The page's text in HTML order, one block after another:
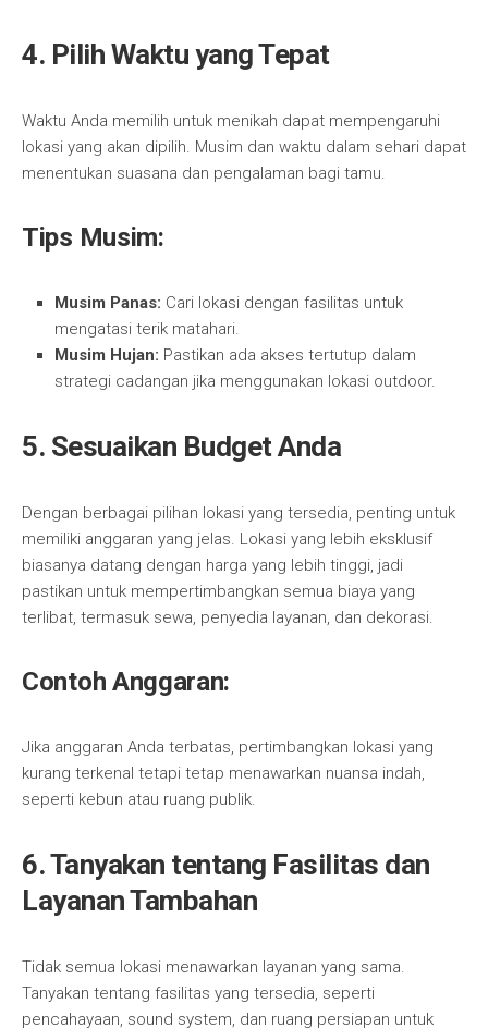
4. Pilih Waktu yang Tepat
Waktu Anda memilih untuk menikah dapat mempengaruhi
lokasi yang akan dipilih. Musim dan waktu dalam sehari dapat
menentukan suasana dan pengalaman bagi tamu.
Tips Musim:
Musim Panas: Cari lokasi dengan fasilitas untuk
mengatasi terik matahari.
Musim Hujan: Pastikan ada akses tertutup dalam
strategi cadangan jika menggunakan lokasi outdoor.
5. Sesuaikan Budget Anda
Dengan berbagai pilihan lokasi yang tersedia, penting untuk
memiliki anggaran yang jelas. Lokasi yang lebih eksklusif
biasanya datang dengan harga yang lebih tinggi, jadi
pastikan untuk mempertimbangkan semua biaya yang
terlibat, termasuk sewa, penyedia layanan, dan dekorasi.
Contoh Anggaran:
Jika anggaran Anda terbatas, pertimbangkan lokasi yang
kurang terkenal tetapi tetap menawarkan nuansa indah,
seperti kebun atau ruang publik.
6. Tanyakan tentang Fasilitas dan
Layanan Tambahan
Tidak semua lokasi menawarkan layanan yang sama.
Tanyakan tentang fasilitas yang tersedia, seperti
pencahayaan, sound system, dan ruang persiapan untuk